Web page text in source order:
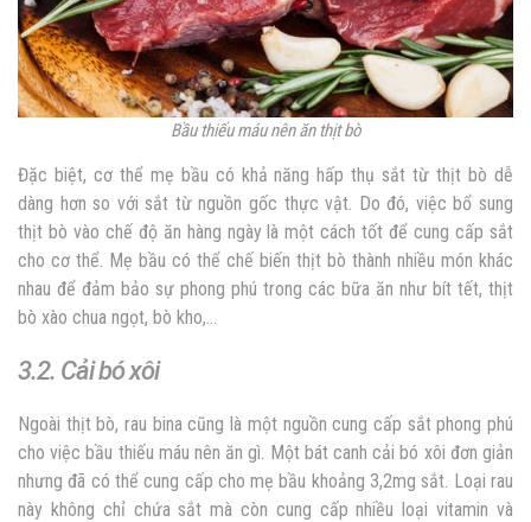
Bầu thiếu máu nên ăn thịt bò
Đặc biệt, cơ thể mẹ bầu có khả năng hấp thụ sắt từ thịt bò dễ
dàng hơn so với sắt từ nguồn gốc thực vật. Do đó, việc bổ sung
thịt bò vào chế độ ăn hàng ngày là một cách tốt để cung cấp sắt
cho cơ thể. Mẹ bầu có thể chế biến thịt bò thành nhiều món khác
nhau để đảm bảo sự phong phú trong các bữa ăn như bít tết, thịt
bò xào chua ngọt, bò kho,…
3.2. Cải bó xôi
Ngoài thịt bò, rau bina cũng là một nguồn cung cấp sắt phong phú
cho việc bầu thiếu máu nên ăn gì. Một bát canh cải bó xôi đơn giản
nhưng đã có thể cung cấp cho mẹ bầu khoảng 3,2mg sắt. Loại rau
này không chỉ chứa sắt mà còn cung cấp nhiều loại vitamin và